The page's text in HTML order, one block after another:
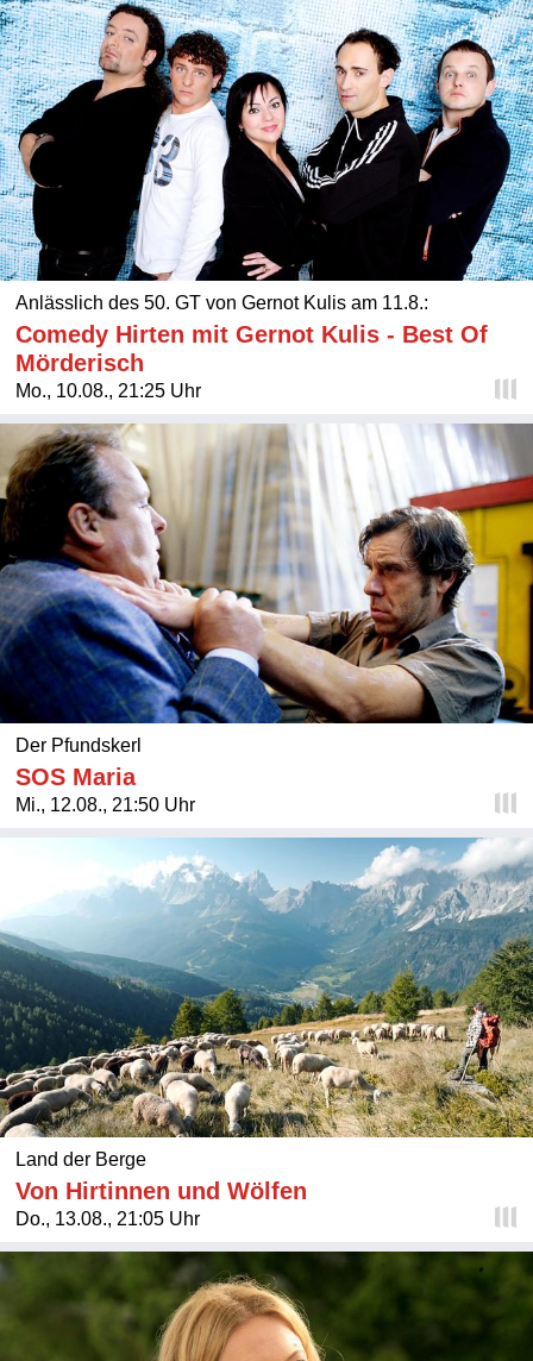
Anlässlich des 50. GT von Gernot Kulis am 11.8.:
Comedy Hirten mit Gernot Kulis - Best Of
Mörderisch
Mo., 10.08., 21:25 Uhr
Der Pfundskerl
SOS Maria
Mi., 12.08., 21:50 Uhr
Land der Berge
Von Hirtinnen und Wölfen
Do., 13.08., 21:05 Uhr